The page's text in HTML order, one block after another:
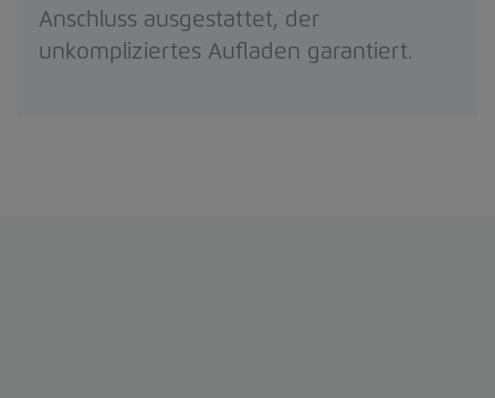
Anschluss ausgestattet, der
unkompliziertes Aufladen garantiert.